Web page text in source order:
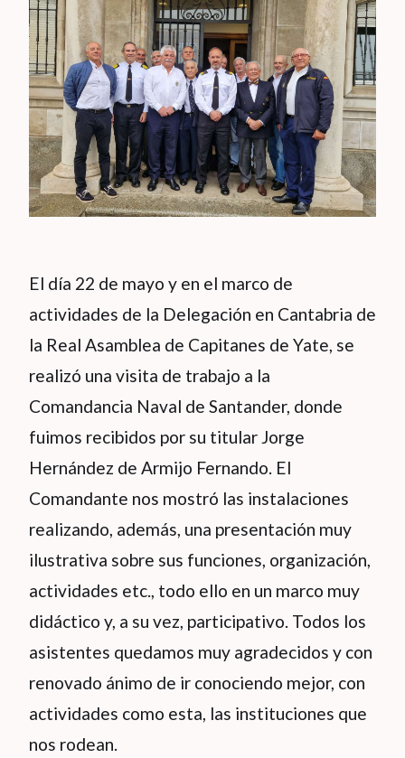
El día 22 de mayo y en el marco de
actividades de la Delegación en Cantabria de
la Real Asamblea de Capitanes de Yate, se
realizó una visita de trabajo a la
Comandancia Naval de Santander, donde
fuimos recibidos por su titular Jorge
Hernández de Armijo Fernando. El
Comandante nos mostró las instalaciones
realizando, además, una presentación muy
ilustrativa sobre sus funciones, organización,
actividades etc., todo ello en un marco muy
didáctico y, a su vez, participativo. Todos los
asistentes quedamos muy agradecidos y con
renovado ánimo de ir conociendo mejor, con
actividades como esta, las instituciones que
nos rodean.